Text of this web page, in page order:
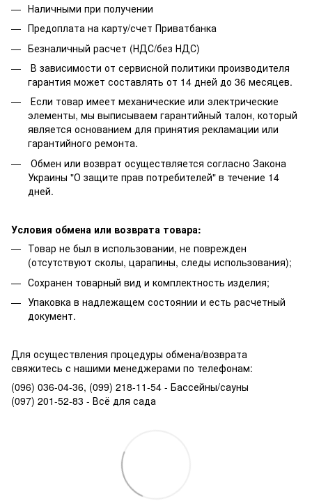
Наличными при получении
Предоплата на карту/счет Приватбанка
Безналичный расчет (НДС/без НДС)
В зависимости от сервисной политики производителя
гарантия может составлять от 14 дней до 36 месяцев.
Если товар имеет механические или электрические
элементы, мы выписываем гарантийный талон, который
является основанием для принятия рекламации или
гарантийного ремонта.
Обмен или возврат осуществляется согласно Закона
Украины "О защите прав потребителей" в течение 14
дней.
Условия обмена или возврата товара:
Товар не был в использовании, не поврежден
(отсутствуют сколы, царапины, следы использования);
Сохранен товарный вид и комплектность изделия;
Упаковка в надлежащем состоянии и есть расчетный
документ.
Для осуществления процедуры обмена/возврата
свяжитесь с нашими менеджерами по телефонам:
(096) 036-04-36, (099) 218-11-54 - Бассейны/сауны
(097) 201-52-83 - Всё для сада